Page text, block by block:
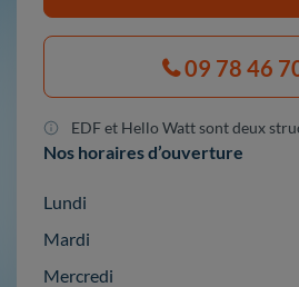
09 78 46
EDF et Hello Watt sont deux
Nos horaires d’ouverture
Lundi
Mardi
Mercredi